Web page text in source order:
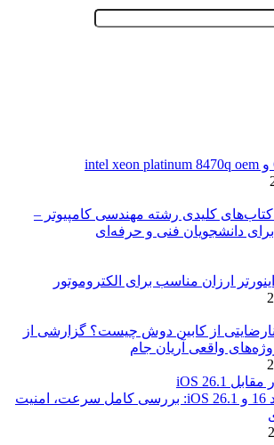
کلیدی رشته مهندسی کامپیوتر –
دانشجویان فنی و حرفه‌ای
ارزان مناسب برای الکتروموتور
نارضایتی از کابین دوش چیست؟ گزارشی از
واقعی آریان جام
مقایسه اندروید 16 و iOS 26.1: بررسی کامل سرعت، امنیت